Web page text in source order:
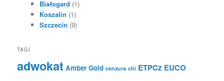
Białogard (1)
Koszalin (1)
Szczecin (9)
TAGI
adwokat Amber Gold cenzura chi ETPCz EUCO